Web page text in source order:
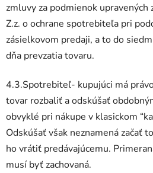
zmluvy za podmienok
Z.z. o ochrane spotrebiteľa pri
zásielkovom predaji, a to do
dňa prevzatia tovaru.
4.3.Spotrebiteľ- kupujúci má
tovar rozbaliť a odskúšať
obvyklé pri nákupe v klasickom
Odskúšať však neznamená začať
ho vrátiť predávajúcemu.
musí byť zachovaná.